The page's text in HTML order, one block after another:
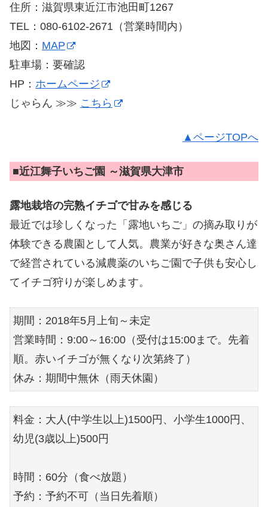
住所：滋賀県東近江市池田町1267
TEL：080-6102-2671（営業時間内）
地図： MAP
駐車場：要確認
HP： ホームページ
じゃらん ≫≫ こちら
▲ページTOPへ
■近江舞子いちご園 ～滋賀県大津市
露地栽培の完熟イチゴで甘みを感じる
最近では珍しくなった「露地いちご」の摘み取りが
体験できる農園として人気。農業が好きな奥さん達
で経営されている減農薬のいちご園で子供も安心し
てイチゴ狩りが楽しめます。
期間：2018年5月上旬～未定
営業時間：9:00～16:00（受付は15:00まで。先着
順。赤いイチゴが無くなり次第終了）
休み：期間中無休（雨天休園）
料金：大人(中学生以上)1500円、小学生1000円、
幼児(3歳以上)500円
時間：60分（食べ放題）
予約：予約不可（当日先着順）